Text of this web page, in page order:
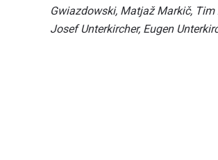
Gwiazdowski, Matjaž Markič, Tim
Josef Unterkircher, Eugen